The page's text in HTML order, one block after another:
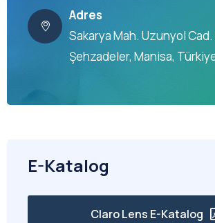
Adres
Sakarya Mah. Uzunyol
Şehzadeler, Manisa,
E-Katalog
Claro Lens E-Katalog